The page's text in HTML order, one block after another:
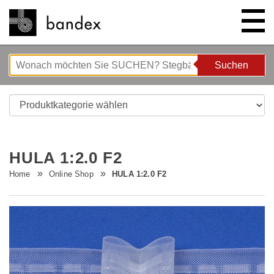
ONLINE SHOP
HIGHLIGHTS
Neue Innovationen
Wave System L'ONDA
Firmenrundgang
ANLEITUNGEN/TIPPS & TRICKS
Nähanleitung
STELLENANGEBOTE
Suchen
Suchen
HULA 1:2.0 F2
Home Online Shop HULA 1:2.0 F2